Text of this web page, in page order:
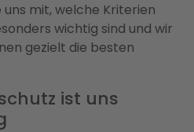
uns mit, welche Kriterien
wichtig sind und wir
gezielt die besten
ist uns